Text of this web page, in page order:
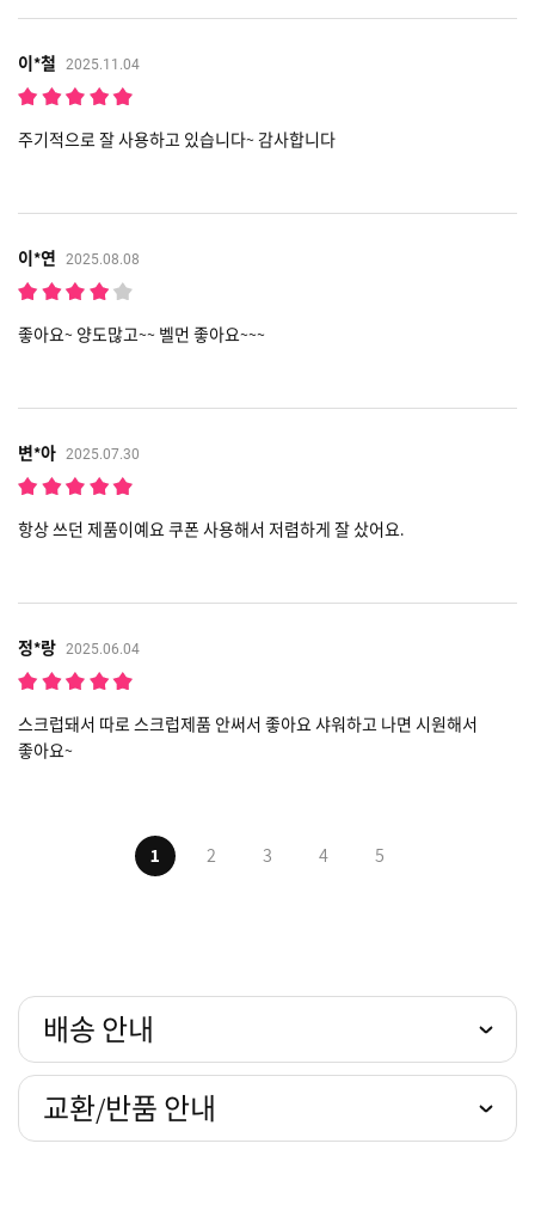
이*철 2025.11.04
주기적으로 잘 사용하고 있습니다~ 감사합니다
이*연 2025.08.08
좋아요~ 양도많고~~ 벨먼 좋아요~~~
변*아 2025.07.30
항상 쓰던 제품이예요 쿠폰 사용해서 저렴하게 잘 샀어요.
정*랑 2025.06.04
스크럽돼서 따로 스크럽제품 안써서 좋아요 샤워하고 나면 시원해서
좋아요~
1 2 3 4 5
배송 안내
교환/반품 안내